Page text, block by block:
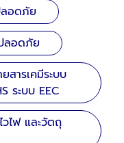
อดภัย
ลอดภัย
ารเคมีระบบ
ระบบ EEC
ไฟ และวัตถุ